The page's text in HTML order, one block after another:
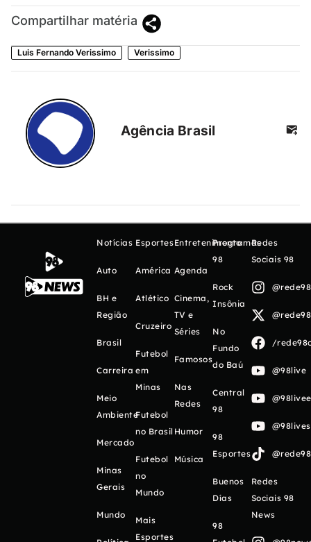
Compartilhar matéria
Luis Fernando Verissimo Verissimo
Agência Brasil
Notícias
Auto
BH e
Região
Brasil
Carreira
Meio
Ambiente
Mercado
Minas
Gerais
Mundo
Esportes
América
Atlético
Cruzeiro
Futebol
em
Minas
Futebol
no Brasil
Futebol
no
Mundo
Mais
Esportes
Entretenimento
Agenda
Cinema,
TV e
Séries
Famosos
Nas
Redes
Humor
Música
Programas
98
Rock
Insônia
No
Fundo
do Baú
Central
98
98
Esportes
Buenos
Días
98
Redes
Sociais 98
/
@98live
Redes
Sociais 98
News